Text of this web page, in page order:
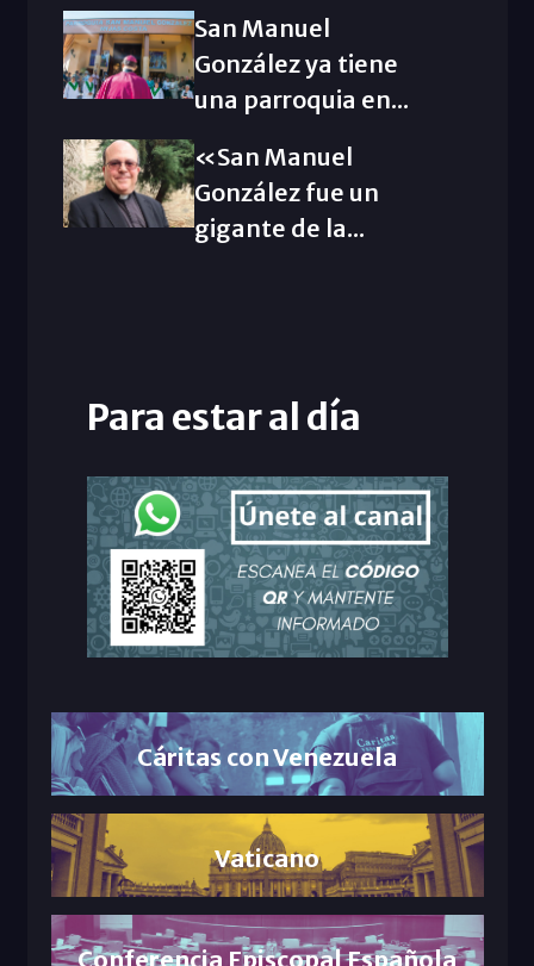
San Manuel
González ya tiene
una parroquia en...
«San Manuel
González fue un
gigante de la...
Para estar al día
Cáritas con Venezuela
Vaticano
Conferencia Episcopal Española